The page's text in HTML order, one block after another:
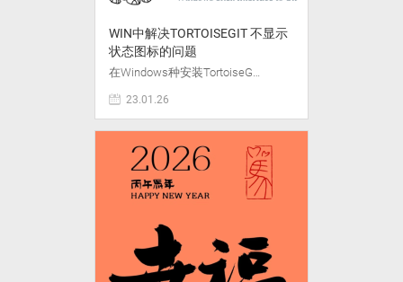
WIN中解决TORTOISEGIT 不显示
状态图标的问题
在Windows种安装TortoiseG…
23.01.26